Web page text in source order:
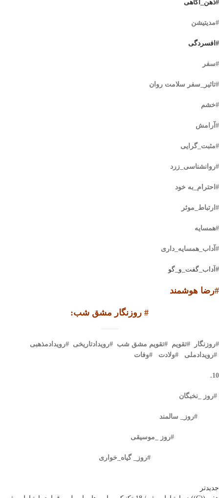
#ذهن_آگاهی
#مدیتیشن
#افسردگی
#سفر
#تاثیر_سفر سلامت روان
#خشم
#آرامش
#مثبت_گرایی
#روانشناسی_زرد
#احترام_به خود
#ارتباط_موثر
#همسایه
#آداب_همسایه_داری
#آداب_گفت_و_گو
#رضا هوشمند
# روزنگار مشق شب:
#روزنگار #تقویم #تقویم مشق شب #رویدادتاریخی #رویدادمذهبی
#رویدادملی #ولادت #وفات
10.
#روز _نخبگان
#روز_ سالمند
#روز _موسیقی
#روز_ گیاه‌_خواری
جدیدتر